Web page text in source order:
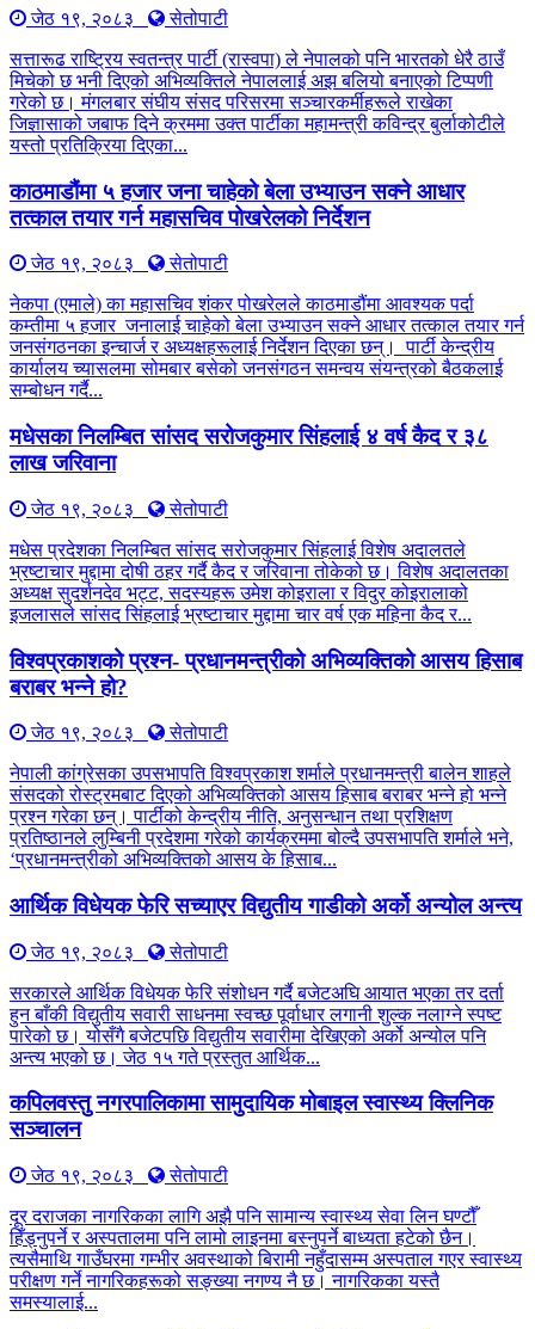
जेठ १९, २०८३
सेतोपाटी
सत्तारूढ राष्ट्रिय स्वतन्त्र पार्टी (रास्वपा) ले नेपालको पनि भारतको धेरै ठाउँ
मिचेको छ भनी दिएको अभिव्यक्तिले नेपाललाई अझ बलियो बनाएको टिप्पणी
गरेको छ। मंगलबार संघीय संसद परिसरमा सञ्चारकर्मीहरूले राखेका
जिज्ञासाको जबाफ दिने क्रममा उक्त पार्टीका महामन्त्री कविन्द्र बुर्लाकोटीले
यस्तो प्रतिक्रिया दिएका...
काठमाडौंमा ५ हजार जना चाहेको बेला उभ्याउन सक्ने आधार
तत्काल तयार गर्न महासचिव पोखरेलको निर्देशन
जेठ १९, २०८३
सेतोपाटी
नेकपा (एमाले) का महासचिव शंकर पोखरेलले काठमाडौंमा आवश्यक पर्दा
कम्तीमा ५ हजार जनालाई चाहेको बेला उभ्याउन सक्ने आधार तत्काल तयार गर्न
जनसंगठनका इन्चार्ज र अध्यक्षहरूलाई निर्देशन दिएका छन्। पार्टी केन्द्रीय
कार्यालय च्यासलमा सोमबार बसेको जनसंगठन समन्वय संयन्त्रको बैठकलाई
सम्बोधन गर्दै...
मधेसका निलम्बित सांसद सरोजकुमार सिंहलाई ४ वर्ष कैद र ३८
लाख जरिवाना
जेठ १९, २०८३
सेतोपाटी
मधेस प्रदेशका निलम्बित सांसद सरोजकुमार सिंहलाई विशेष अदालतले
भ्रष्टाचार मुद्दामा दोषी ठहर गर्दै कैद र जरिवाना तोकेको छ। विशेष अदालतका
अध्यक्ष सुदर्शनदेव भट्ट, सदस्यहरू उमेश कोइराला र विदुर कोइरालाको
इजलासले सांसद सिंहलाई भ्रष्टाचार मुद्दामा चार वर्ष एक महिना कैद र...
विश्वप्रकाशको प्रश्न- प्रधानमन्त्रीको अभिव्यक्तिको आसय हिसाब
बराबर भन्ने हो?
जेठ १९, २०८३
सेतोपाटी
नेपाली कांग्रेसका उपसभापति विश्वप्रकाश शर्माले प्रधानमन्त्री बालेन शाहले
संसदको रोस्ट्रमबाट दिएको अभिव्यक्तिको आसय हिसाब बराबर भन्ने हो भन्ने
प्रश्न गरेका छन्। पार्टीको केन्द्रीय नीति, अनुसन्धान तथा प्रशिक्षण
प्रतिष्ठानले लुम्बिनी प्रदेशमा गरेको कार्यक्रममा बोल्दै उपसभापति शर्माले भने,
‘प्रधानमन्त्रीको अभिव्यक्तिको आसय के हिसाब...
आर्थिक विधेयक फेरि सच्याएर विद्युतीय गाडीको अर्को अन्योल अन्त्य
जेठ १९, २०८३
सेतोपाटी
सरकारले आर्थिक विधेयक फेरि संशोधन गर्दै बजेटअघि आयात भएका तर दर्ता
हुन बाँकी विद्युतीय सवारी साधनमा स्वच्छ पूर्वाधार लगानी शुल्क नलाग्ने स्पष्ट
पारेको छ। योसँगै बजेटपछि विद्युतीय सवारीमा देखिएको अर्को अन्योल पनि
अन्त्य भएको छ। जेठ १५ गते प्रस्तुत आर्थिक...
कपिलवस्तु नगरपालिकामा सामुदायिक मोबाइल स्वास्थ्य क्लिनिक
सञ्चालन
जेठ १९, २०८३
सेतोपाटी
दूर दराजका नागरिकका लागि अझै पनि सामान्य स्वास्थ्य सेवा लिन घण्टौँ
हिँड्नुपर्ने र अस्पतालमा पनि लामो लाइनमा बस्नुपर्ने बाध्यता हटेको छैन।
त्यसैमाथि गाउँघरमा गम्भीर अवस्थाको बिरामी नहुँदासम्म अस्पताल गएर स्वास्थ्य
परीक्षण गर्ने नागरिकहरूको सङ्ख्या नगण्य नै छ। नागरिकका यस्तै
समस्यालाई...